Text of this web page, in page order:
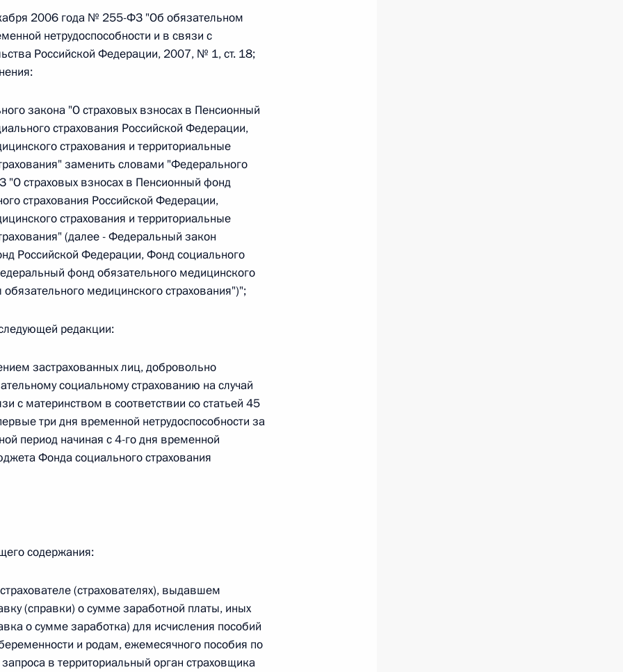
№ 246-ФЗ
г. № 268-ФЗ
«О пробации в Российской Федерации»
г. № 267-ФЗ
закона «О благотворительной деятельности
г. № 251-ФЗ
Российской Федерации и статьи 31 и 151 Уголовно-
г. № 264-ФЗ
13 статьи 3 Федерального закона «О внесении
состояния“
2006 года № 255-ФЗ "Об обязательном
нетрудоспособности и в связи с
Российской Федерации, 2007, № 1, ст. 18;
закона "О страховых взносах в Пенсионный
страхования Российской Федерации,
страхования и территориальные
заменить словами "Федерального
страховых взносах в Пенсионный фонд
страхования Российской Федерации,
страхования и территориальные
(далее - Федеральный закон
Российской Федерации, Фонд социального
фонд обязательного медицинского
медицинского страхования")";
редакции:
застрахованных лиц, добровольно
социальному страхованию на случай
с материнством в соответствии со статьей 45
три дня временной нетрудоспособности за
период начиная с 4-го дня временной
Фонда социального страхования
содержания:
(страхователях), выдавшем
(справки) о сумме заработной платы, иных
о сумме заработка) для исчисления пособий
и родам, ежемесячного пособия по
в территориальный орган страховщика